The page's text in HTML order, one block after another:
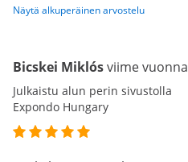
Näytä alkuperäinen arvostelu
Bicskei Miklósviime vuonna
Julkaistu alun perin sivustolla
Expondo Hungary